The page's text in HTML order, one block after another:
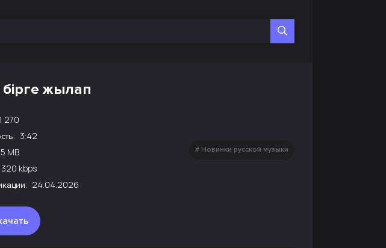
бірге жылап
1 270
3:42
MB
320 kbps
24.04.2026
Новинки русской музыки